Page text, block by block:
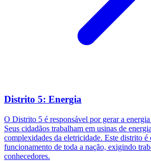
Distrito 5: Energia
O Distrito 5 é responsável por gerar a
Seus cidadãos trabalham em usinas de
complexidades da eletricidade. Este distrito é
funcionamento de toda a nação, exigindo
conhecedores.